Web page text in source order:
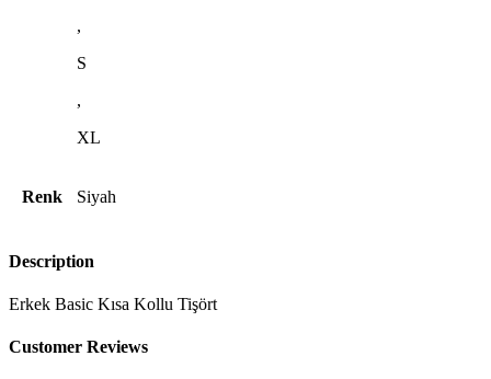
,
S
,
XL
Renk Siyah
Description
Erkek Basic Kısa Kollu Tişört
Customer Reviews